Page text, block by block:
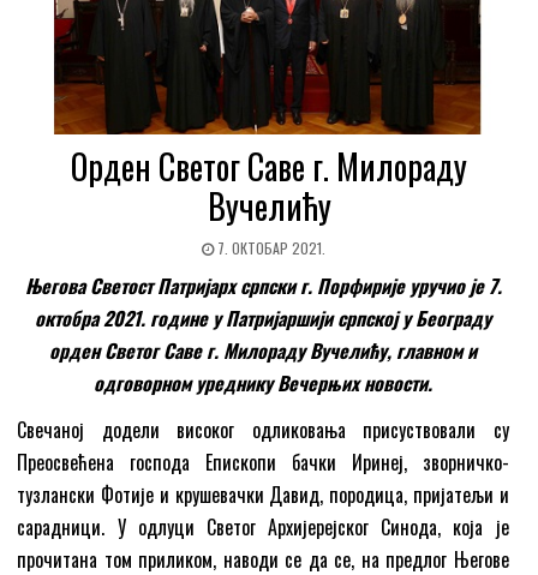
Орден Светог Саве г. Милораду
Вучелићу
7. ОКТОБАР 2021.
Његова Светост Патријарх српски г. Порфирије уручио је 7.
октобра 2021. године у Патријаршији српској у Београду
орден Светог Саве г. Милораду Вучелићу, главном и
одговорном уреднику Вечерњих новости.
Свечаној додели високог одликовања присуствовали су
Преосвећена господа Епископи бачки Иринеј, зворничко-
тузлански Фотије и крушевачки Давид, породица, пријатељи и
сарадници. У одлуци Светог Архијерејског Синода, која је
прочитана том приликом, наводи се да се, на предлог Његове